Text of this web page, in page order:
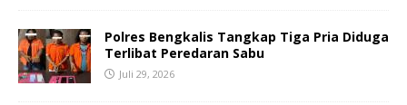
Polres Bengkalis Tangkap Tiga Pria Diduga
Terlibat Peredaran Sabu
Juli 29, 2026